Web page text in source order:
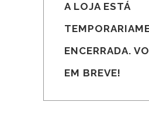
A LOJA ESTÁ
ENCERRADA.
EM BREVE!